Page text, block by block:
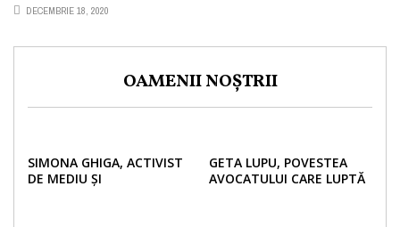
DECEMBRIE 18, 2020
OAMENII NOȘTRII
SIMONA GHIGA, ACTIVIST
DE MEDIU ȘI
GETA LUPU, POVESTEA
AVOCATULUI CARE LUPTĂ